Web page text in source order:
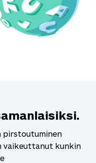
pirstoutuminen
vaikeuttanut kunkin